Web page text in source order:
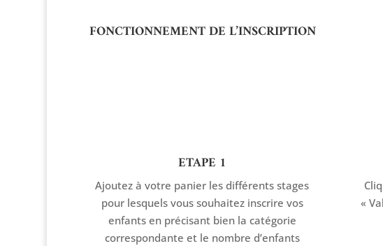
FONCTIONNEMENT DE L’INSCRIPTION
ETAPE 1
Ajoutez à votre panier les différents stages
pour lesquels vous souhaitez inscrire vos
enfants en précisant bien la catégorie
correspondante et le nombre d’enfants
«